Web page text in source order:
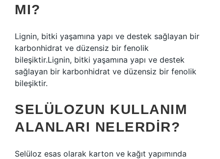
MI?
Lignin, bitki yaşamına yapı ve destek sağlayan bir
karbonhidrat ve düzensiz bir fenolik
bileşiktir.Lignin, bitki yaşamına yapı ve destek
sağlayan bir karbonhidrat ve düzensiz bir fenolik
bileşiktir.
SELÜLOZUN KULLANIM
ALANLARI NELERDIR?
Selüloz esas olarak karton ve kağıt yapımında